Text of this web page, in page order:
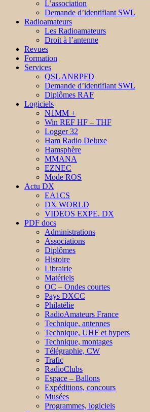
L’association
Demande d’identifiant SWL
Radioamateurs
Les Radioamateurs
Droit à l’antenne
Revues
Formation
Services
QSL ANRPFD
Demande d’identifiant SWL
Diplômes RAF
Logiciels
N1MM +
Win REF HF – THF
Logger 32
Ham Radio Deluxe
Hamsphère
MMANA
EZNEC
Mode ROS
Actu DX
EA1CS
DX WORLD
VIDEOS EXPE. DX
PDF docs
Administrations
Associations
Diplômes
Histoire
Librairie
Matériels
OC – Ondes courtes
Pays DXCC
Philatélie
RadioAmateurs France
Technique, antennes
Technique, UHF et hypers
Technique, montages
Télégraphie, CW
Trafic
RadioClubs
Espace – Ballons
Expéditions, concours
Musées
Programmes, logiciels